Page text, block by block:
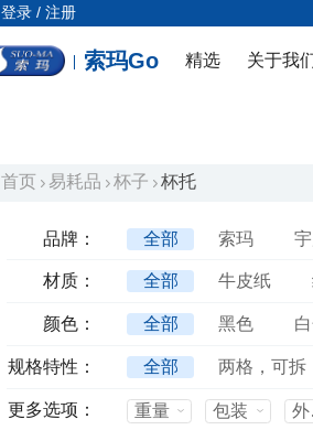
登录 / 注册
索玛Go 精选 关于我
首页 易耗品 杯子 杯托
品牌： 全部 索玛
材质： 全部 牛皮纸
颜色： 全部 黑色
规格特性： 全部
两格，可拆
底卡
单格
更多选项： 重量 包装